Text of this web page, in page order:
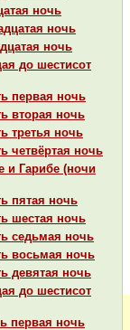
ночь
ночь
ночь
до шестисот
первая ночь
втоpaя ночь
третья ночь
четвёртая ночь
и Гарибе (ночи
пятая ночь
шестая ночь
седьмая ночь
восьмая ночь
девятая ночь
до шестисот
первая ночь